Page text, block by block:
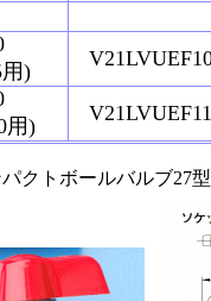
)
用)
クトボールバルブ27